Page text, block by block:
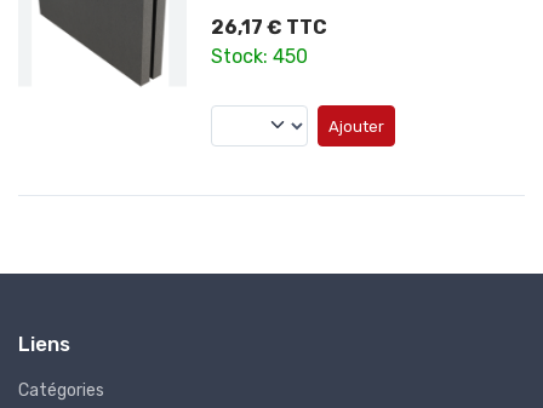
26,17 € TTC
Stock: 450
Ajouter
Liens
Catégories